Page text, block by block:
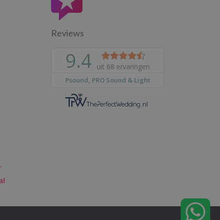
Reviews